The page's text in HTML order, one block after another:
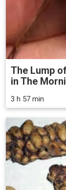
The Lump
in The
3 h 57 min